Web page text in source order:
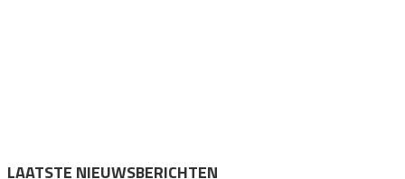
LAATSTE NIEUWSBERICHTEN